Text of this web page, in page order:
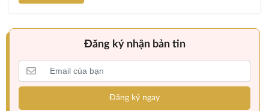
Đăng ký nhận bản tin
Đăng ký ngay